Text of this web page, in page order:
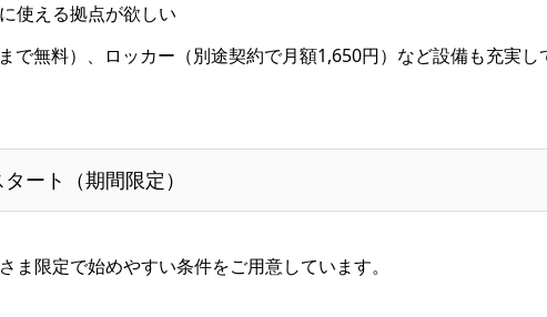
使える拠点が欲しい
で無料）、ロッカー（別途契約で月額1,650円）など設備も充実し
ート（期間限定）
限定で始めやすい条件をご用意しています。